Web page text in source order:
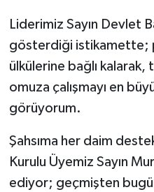
Liderimiz Sayın Devlet
gösterdiği istikamette;
ülkülerine bağlı kalarak,
omuza çalışmayı en
görüyorum.
Şahsıma her daim
Kurulu Üyemiz Sayın
ediyor; geçmişten